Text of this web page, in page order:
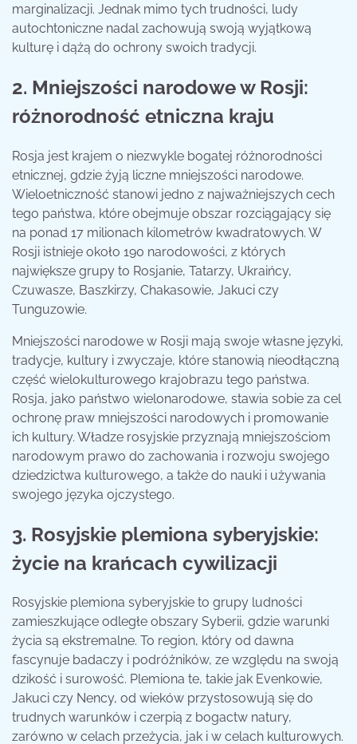
marginalizacji. Jednak mimo tych trudności, ludy
autochtoniczne nadal zachowują swoją wyjątkową
kulturę i dążą do ochrony swoich tradycji.
2. Mniejszości narodowe w Rosji:
różnorodność etniczna kraju
Rosja jest krajem o niezwykle bogatej różnorodności
etnicznej, gdzie żyją liczne mniejszości narodowe.
Wieloetniczność stanowi jedno z najważniejszych cech
tego państwa, które obejmuje obszar rozciągający się
na ponad 17 milionach kilometrów kwadratowych. W
Rosji istnieje około 190 narodowości, z których
największe grupy to Rosjanie, Tatarzy, Ukraińcy,
Czuwasze, Baszkirzy, Chakasowie, Jakuci czy
Tunguzowie.
Mniejszości narodowe w Rosji mają swoje własne języki,
tradycje, kultury i zwyczaje, które stanowią nieodłączną
część wielokulturowego krajobrazu tego państwa.
Rosja, jako państwo wielonarodowe, stawia sobie za cel
ochronę praw mniejszości narodowych i promowanie
ich kultury. Władze rosyjskie przyznają mniejszościom
narodowym prawo do zachowania i rozwoju swojego
dziedzictwa kulturowego, a także do nauki i używania
swojego języka ojczystego.
3. Rosyjskie plemiona syberyjskie:
życie na krańcach cywilizacji
Rosyjskie plemiona syberyjskie to grupy ludności
zamieszkujące odległe obszary Syberii, gdzie warunki
życia są ekstremalne. To region, który od dawna
fascynuje badaczy i podróżników, ze względu na swoją
dzikość i surowość. Plemiona te, takie jak Evenkowie,
Jakuci czy Nency, od wieków przystosowują się do
trudnych warunków i czerpią z bogactw natury,
zarówno w celach przeżycia, jak i w celach kulturowych.